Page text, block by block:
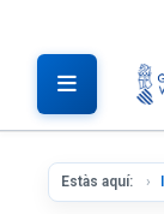
Estàs aquí: